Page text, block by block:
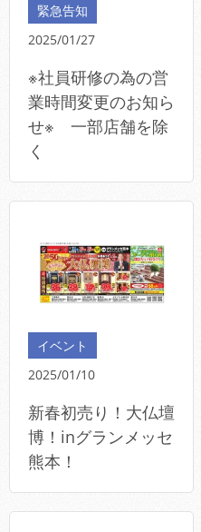
緊急告知
2025/01/27
※社員研修の為の営
業時間変更のお知ら
せ※ 一部店舗を除
く
イベント
2025/01/10
新春初売り！大仏壇
博！inグランメッセ
熊本！